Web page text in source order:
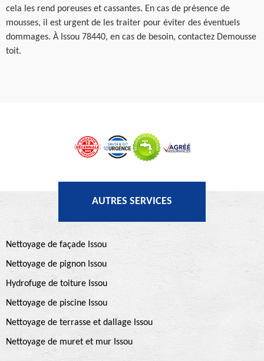
cela les rend poreuses et cassantes. En cas de présence de
mousses, il est urgent de les traiter pour éviter des éventuels
dommages. À Issou 78440, en cas de besoin, contactez Demousse
toit.
AUTRES SERVICES
Nettoyage de façade Issou
Nettoyage de pignon Issou
Hydrofuge de toiture Issou
Nettoyage de piscine Issou
Nettoyage de terrasse et dallage Issou
Nettoyage de muret et mur Issou